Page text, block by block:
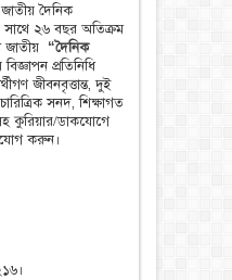
দৈনিক
সাথে ২৬ বছর অতিক্রম
জাতীয় “দৈনিক
প্রতিনিধি
জীবনবৃত্তান্ত, দুই
সনদ, শিক্ষাগত
কুরিয়ার/ডাকযোগে
করুন।